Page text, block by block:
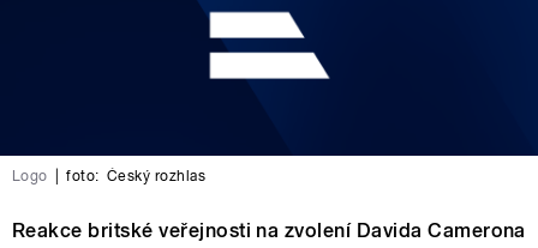
Logo foto: Český rozhlas
Reakce britské veřejnosti na zvolení Davida Camerona